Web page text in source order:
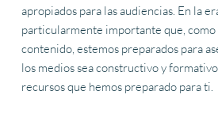
apropiados para las audiencias. En la
particularmente importante que, como
contenido, estemos preparados para
los medios sea constructivo y
recursos que hemos preparado para ti.